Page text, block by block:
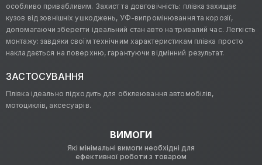
особливо привабливим. Захист та довговічність: плівка захищає
кузов від зовнішніх ушкоджень, УФ-випромінювання та корозії,
допомагаючи зберегти ідеальний стан авто на тривалий час. Легкість
монтажу: завдяки своїм технічним характеристикам плівка просто
накладається на поверхню, гарантуючи відмінний результат.
ЗАСТОСУВАННЯ
Плівка ідеально підходить для обклеювання автомобілів,
мотоциклів, аксесуарів.
ВИМОГИ
Які мінімальні вимоги необхідні для
ефективної роботи з товаром